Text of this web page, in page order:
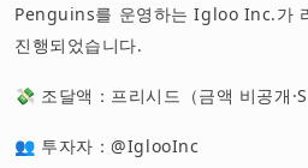
Penguins를 운영하는 Igloo Inc.가
진행되었습니다.
💸 조달액：프리시드（금액 비공개
👥 투자자：@IglooInc